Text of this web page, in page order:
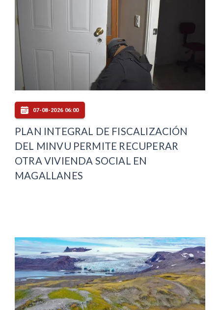
07-08-2026 06:00
PLAN INTEGRAL DE FISCALIZACIÓN
DEL MINVU PERMITE RECUPERAR
OTRA VIVIENDA SOCIAL EN
MAGALLANES